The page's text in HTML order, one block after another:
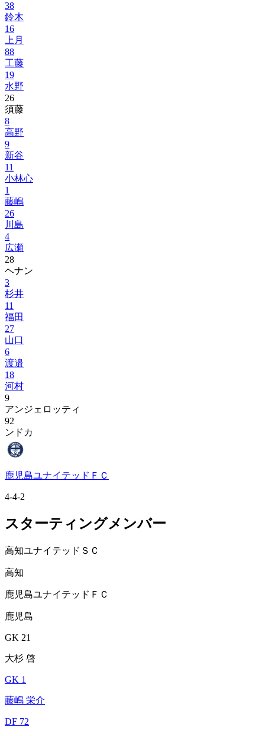
38
鈴木
16
上月
88
工藤
19
水野
26
須藤
8
高野
9
新谷
11
小林心
1
藤嶋
26
川島
4
広瀬
28
ヘナン
3
杉井
11
福田
27
山口
6
渡邉
18
河村
9
アンジェロッティ
92
ンドカ
鹿児島ユナイテッドＦＣ
4-4-2
スターティングメンバー
高知ユナイテッドＳＣ
高知
鹿児島ユナイテッドＦＣ
鹿児島
GK 21
大杉 啓
GK 1
藤嶋 栄介
DF 72